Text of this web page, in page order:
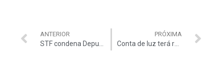
ANTERIOR
STF condena Deputado Protógenes
PRÓXIMA
Conta de luz terá reajuste médio de mais de 17%